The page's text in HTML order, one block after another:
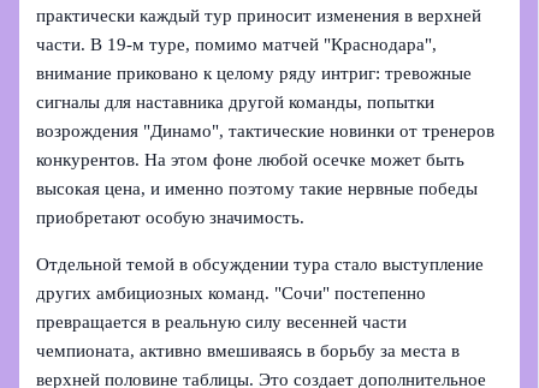
практически каждый тур приносит изменения в верхней
части. В 19-м туре, помимо матчей "Краснодара",
внимание приковано к целому ряду интриг: тревожные
сигналы для наставника другой команды, попытки
возрождения "Динамо", тактические новинки от тренеров
конкурентов. На этом фоне любой осечке может быть
высокая цена, и именно поэтому такие нервные победы
приобретают особую значимость.
Отдельной темой в обсуждении тура стало выступление
других амбициозных команд. "Сочи" постепенно
превращается в реальную силу весенней части
чемпионата, активно вмешиваясь в борьбу за места в
верхней половине таблицы. Это создает дополнительное